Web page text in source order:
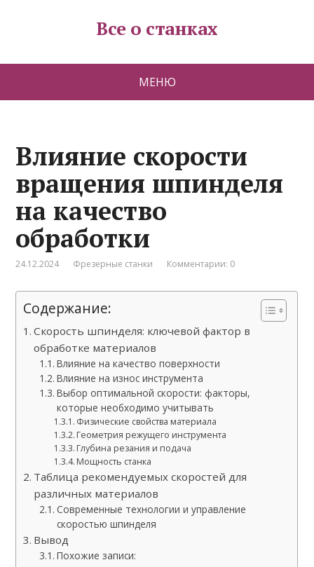
Все о станках
МЕНЮ
Влияние скорости
вращения шпинделя
на качество
обработки
24.12.2024 Фрезерные станки Комментарии: 0
Содержание:
Скорость шпинделя: ключевой фактор в
обработке материалов
Влияние на качество поверхности
Влияние на износ инструмента
Выбор оптимальной скорости: факторы,
которые необходимо учитывать
Физические свойства материала
Геометрия режущего инструмента
Глубина резания и подача
Мощность станка
Таблица рекомендуемых скоростей для
различных материалов
Современные технологии и управление
скоростью шпинделя
Вывод
Похожие записи: